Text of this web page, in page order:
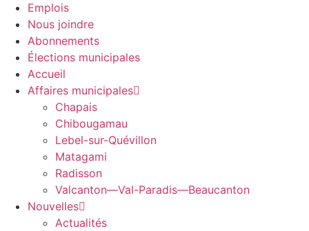
Emplois
Nous joindre
Abonnements
Élections municipales
Accueil
Affaires municipales
Chapais
Chibougamau
Lebel-sur-Quévillon
Matagami
Radisson
Valcanton—Val-Paradis—Beaucanton
Nouvelles
Actualités